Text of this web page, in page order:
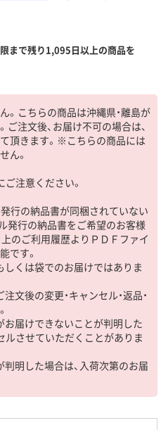
まで残り1,095日以上の商品を
。こちらの商品は沖縄県・離島が
注文後、お届け不可の場合は、
頂きます。※こちらの商品には
ん。
注意ください。
発行の納品書が同梱されていない
発行の納品書をご希望のお客様
上のご利用履歴よりＰＤＦファイ
です。
しくは袋でのお届けではありま
文後の変更・キャンセル・返品・
お届けできないことが判明した
ルさせていただくことがありま
判明した場合は、入荷次第のお届